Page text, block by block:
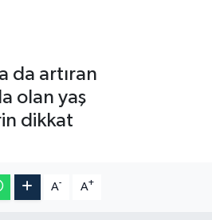
da artıran
olan yaş
dikkat
A- A+